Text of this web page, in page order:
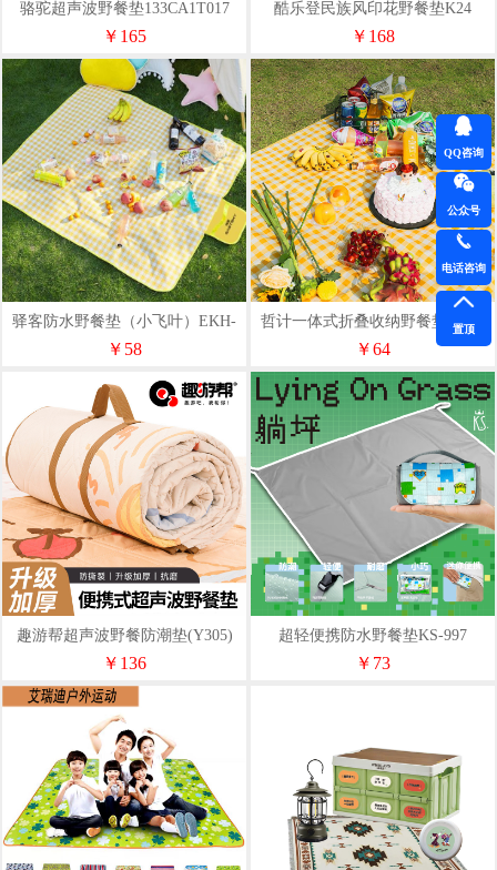
骆驼超声波野餐垫133CA1T017
￥165
酷乐登民族风印花野餐垫K24
￥168
驿客防水野餐垫（小飞叶）EKH-
9015
￥58
哲计一体式折叠收纳野餐垫YCD-
0304A（黄色方格）
￥64
趣游帮超声波野餐防潮垫(Y305)
￥136
超轻便携防水野餐垫KS-997
￥73
QQ咨询
公众号
电话咨询
置顶